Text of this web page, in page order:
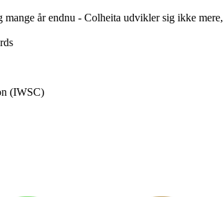
år endnu - Colheita udvikler sig ikke
(IWSC)